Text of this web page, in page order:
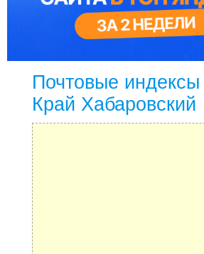
Почтовые
Край Хабаровский